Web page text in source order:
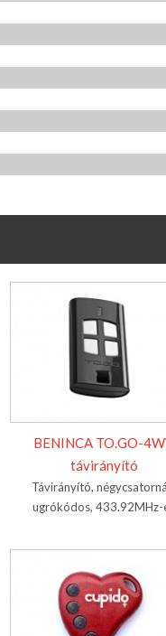
BENINCA TO.GO-
távirányító
Távirányító,
ugrókódos, 433.92MHz-